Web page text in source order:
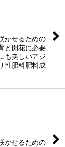
かせるための
と開花に必要
も美しいアジ
性肥料肥料成
かせるための